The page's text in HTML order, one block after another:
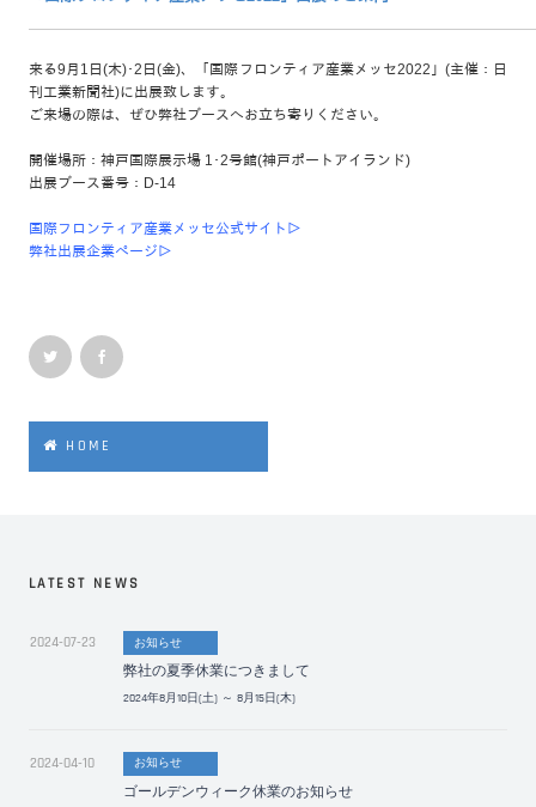
来る9月1日(木)･2日(金)、「国際フロンティア産業メッセ2022」(主催：日
刊工業新聞社)に出展致します。
ご来場の際は、ぜひ弊社ブースへお立ち寄りください。
開催場所：神戸国際展示場 1･2号館(神戸ポートアイランド)
出展ブース番号：D-14
国際フロンティア産業メッセ公式サイト▷
弊社出展企業ページ▷
HOME
LATEST NEWS
2024-07-23 お知らせ
弊社の夏季休業につきまして
2024年8月10日(土) ～ 8月15日(木)
2024-04-10 お知らせ
ゴールデンウィーク休業のお知らせ